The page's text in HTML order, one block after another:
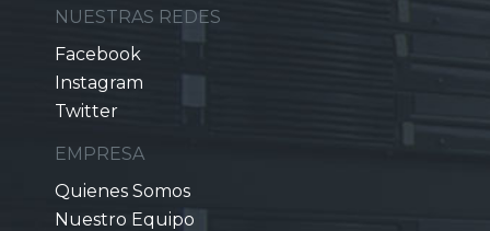
NUESTRAS REDES
Facebook
Instagram
Twitter
EMPRESA
Quienes Somos
Nuestro Equipo